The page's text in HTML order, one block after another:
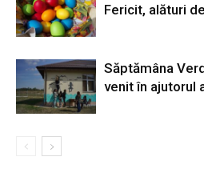
Fericit, alături
Săptămâna
venit în ajutorul